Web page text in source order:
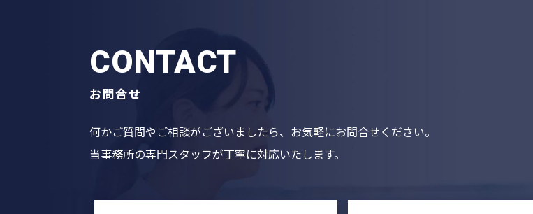
CONTACT
お問合せ
何かご質問やご相談がございましたら、お気軽にお問合せください。
当事務所の専門スタッフが丁寧に対応いたします。